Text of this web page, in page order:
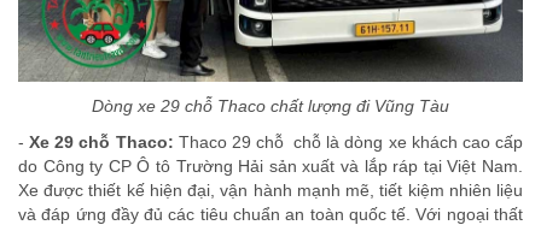
Dòng xe 29 chỗ Thaco chất lượng đi Vũng Tàu
-Xe 29 chỗ Thaco: Thaco 29 chỗ chỗ là dòng xe khách cao cấp
do Công ty CP Ô tô Trường Hải sản xuất và lắp ráp tại Việt Nam.
Xe được thiết kế hiện đại, vận hành mạnh mẽ, tiết kiệm nhiên liệu
và đáp ứng đầy đủ các tiêu chuẩn an toàn quốc tế. Với ngoại thất